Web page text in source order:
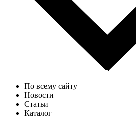
По всему сайту
Новости
Статьи
Каталог